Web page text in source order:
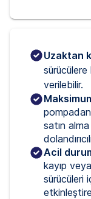
Uzaktan
verilebilir.
satın
Acil
kayıp
sürücüleri